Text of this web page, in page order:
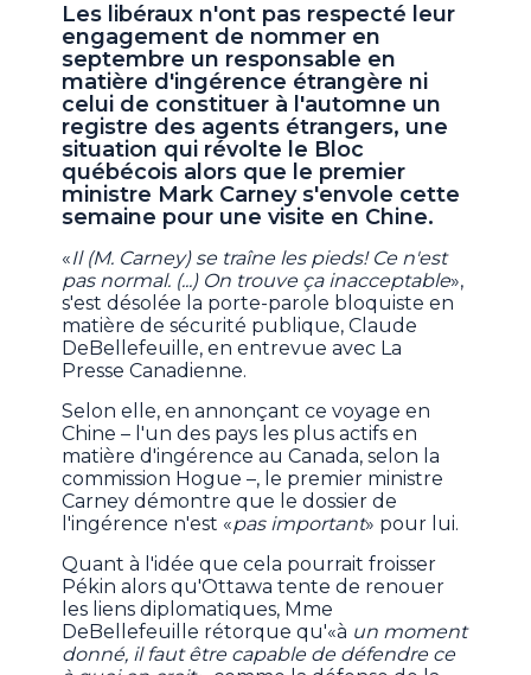
Les libéraux n'ont pas respecté leur
engagement de nommer en
septembre un responsable en
matière d'ingérence étrangère ni
celui de constituer à l'automne un
registre des agents étrangers, une
situation qui révolte le Bloc
québécois alors que le premier
ministre Mark Carney s'envole cette
semaine pour une visite en Chine.
«Il (M. Carney) se traîne les pieds! Ce n'est
pas normal. (...) On trouve ça inacceptable»,
s'est désolée la porte-parole bloquiste en
matière de sécurité publique, Claude
DeBellefeuille, en entrevue avec La
Presse Canadienne.
Selon elle, en annonçant ce voyage en
Chine – l'un des pays les plus actifs en
matière d'ingérence au Canada, selon la
commission Hogue –, le premier ministre
Carney démontre que le dossier de
l'ingérence n'est «pas important» pour lui.
Quant à l'idée que cela pourrait froisser
Pékin alors qu'Ottawa tente de renouer
les liens diplomatiques, Mme
DeBellefeuille rétorque qu'«à un moment
donné, il faut être capable de défendre ce